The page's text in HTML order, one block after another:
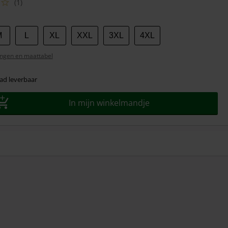
(1)
XL XXL 3XL 4XL
en maattabel
leverbaar
In mijn winkelmandje